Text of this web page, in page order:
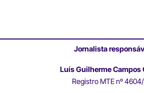
Jornalista
Luís Guilherme Campos
Registro MTE nº